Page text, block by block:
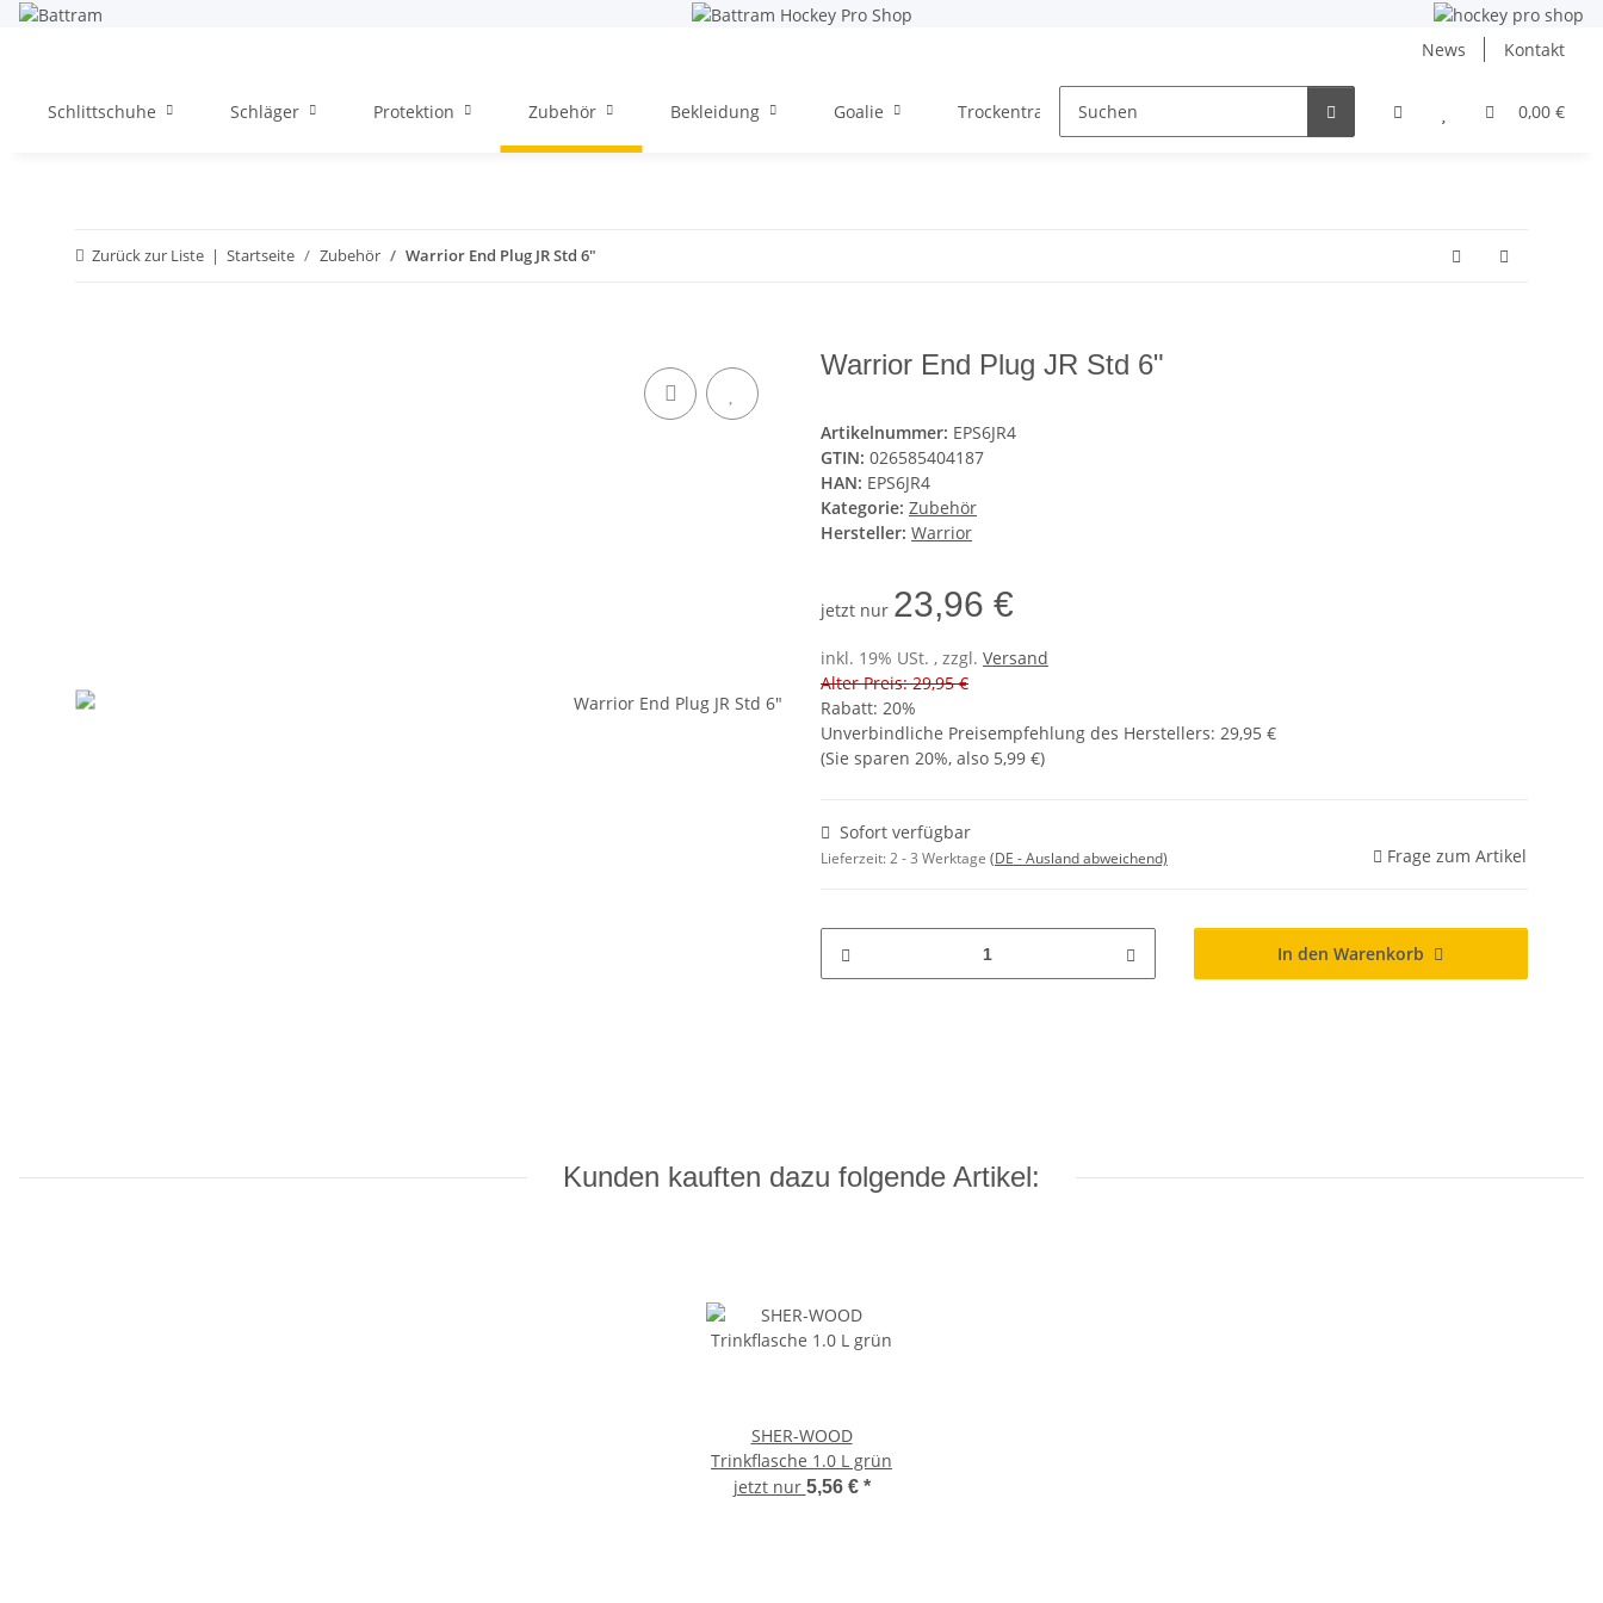
News Kontakt
0,00 €
Schlittschuhe Schläger Protektion Zubehör Bekleidung Goalie Trockentraining NHL und DEB Angebote
Zurück zur Liste Startseite Zubehör Warrior End Plug JR Std 6"
Warrior End Plug JR Std 6"
Artikelnummer: EPS6JR4
GTIN: 026585404187
HAN: EPS6JR4
Kategorie: Zubehör
Hersteller: Warrior
jetzt nur 23,96 €
inkl. 19% USt. , zzgl. Versand
Alter Preis: 29,95 €
Rabatt: 20%
Unverbindliche Preisempfehlung des Herstellers: 29,95 €
(Sie sparen 20%, also 5,99 €)
Sofort verfügbar
Lieferzeit:2 - 3 Werktage (DE - Ausland abweichend) Frage zum Artikel
In den Warenkorb
Kunden kauften dazu folgende Artikel:
SHER-WOOD
Trinkflasche 1.0 L grün
jetzt nur 5,56 € *